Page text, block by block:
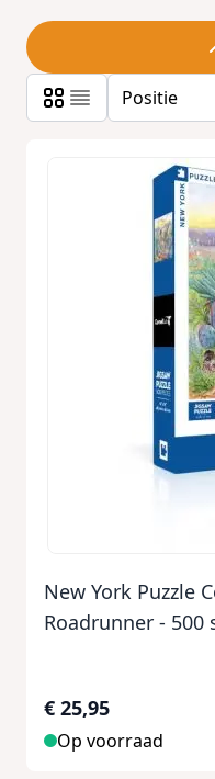
New York Puzzle
Roadrunner - 500
€ 25,95
Op voorraad